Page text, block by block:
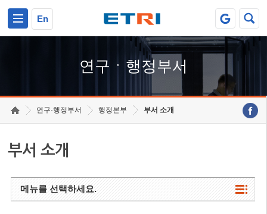
En
연구ㆍ행정부서
연구·행정부서 행정본부 부서 소개
부서 소개
메뉴를 선택하세요.